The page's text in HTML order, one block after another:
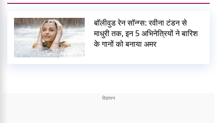
बॉलीवुड रेन सॉन्ग्स: रवीना टंडन से
माधुरी तक, इन 5 अभिनेत्रियों ने बारिश
के गानों को बनाया अमर